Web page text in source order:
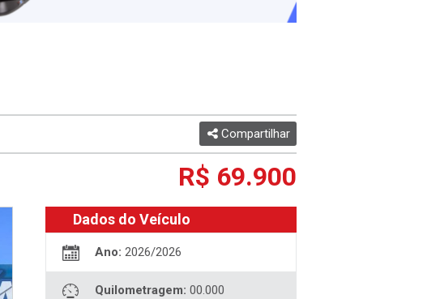
Dados do Veículo
Ano: 2026/2026
Quilometragem: 00.000
R$ 69.900
Compartilhar